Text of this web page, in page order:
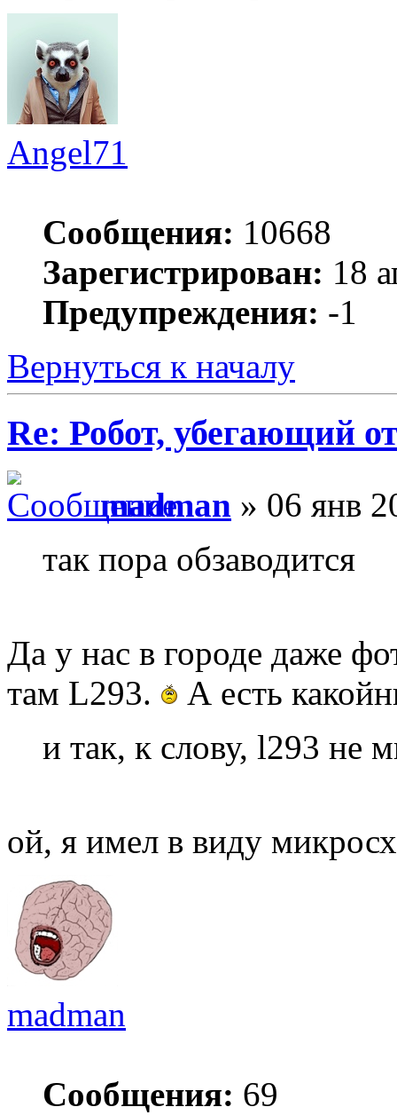
Angel71
Сообщения: 10668
Зарегистрирован: 18
Предупреждения: -1
Вернуться к началу
Re: Робот, убегающий
madman » 06 янв
так пора обзаводится
Да у нас в городе даже
там L293.
А есть
и так, к слову, l293 не
ой, я имел в виду
madman
Сообщения: 69